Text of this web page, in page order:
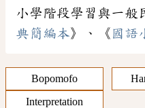
小學階段學習與一般
典簡編本》、《 國語
Bopomofo
Interpretation